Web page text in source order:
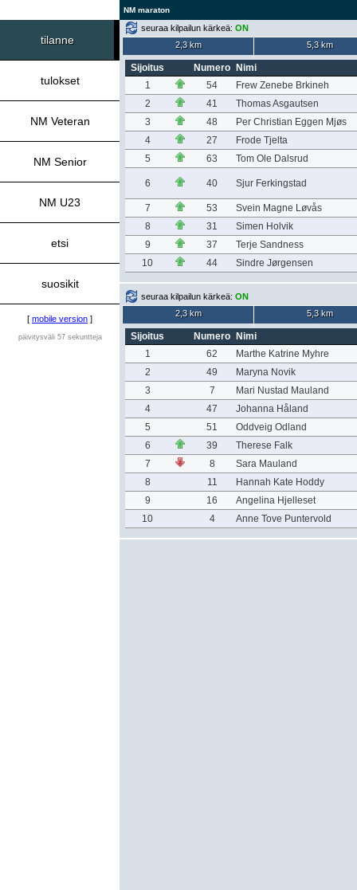
NM maraton
tilanne
tulokset
NM Veteran
NM Senior
NM U23
etsi
suosikit
[ mobile version ]
päivitysväli 57 sekuntteja
seuraa kilpailun kärkeä: ON
2,3 km
5,3 km
Sijoitus Numero
Nimi
1
54
Frew Zenebe Brkineh
2
41
Thomas Asgautsen
3
48
Per Christian Eggen Mjøs
4
27
Frode Tjelta
5
63 Tom Ole Dalsrud
6 40 Sjur Ferkingstad
7 53
Svein Magne Løvås
8
31
Simen Holvik
9
37
Terje Sandness
10
44 Sindre Jørgensen
seuraa kilpailun kärkeä: ON
2,3 km
5,3 km
Sijoitus Numero
Nimi
1
62
Marthe Katrine Myhre
2
49
Maryna Novik
3
7
Mari Nustad Mauland
4
47
Johanna Håland
5
51
Oddveig Odland
6
39
Therese Falk
7
8
Sara Mauland
8
11
Hannah Kate Hoddy
9
16
Angelina Hjelleset
10
4 Anne Tove Puntervold